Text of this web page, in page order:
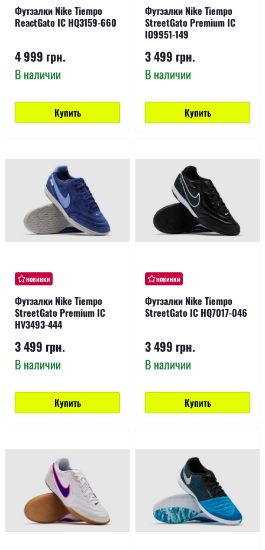
Футзалки Nike Tiempo
ReactGato IC HQ3159-660
4 999 грн.
В наличии
Купить
Футзалки Nike Tiempo
StreetGato Premium IC
IO9951-149
3 499 грн.
В наличии
Купить
новинки
Футзалки Nike Tiempo
StreetGato Premium IC
HV3493-444
3 499 грн.
В наличии
Купить
новинки
Футзалки Nike Tiempo
StreetGato IC HQ7017-046
3 499 грн.
В наличии
Купить